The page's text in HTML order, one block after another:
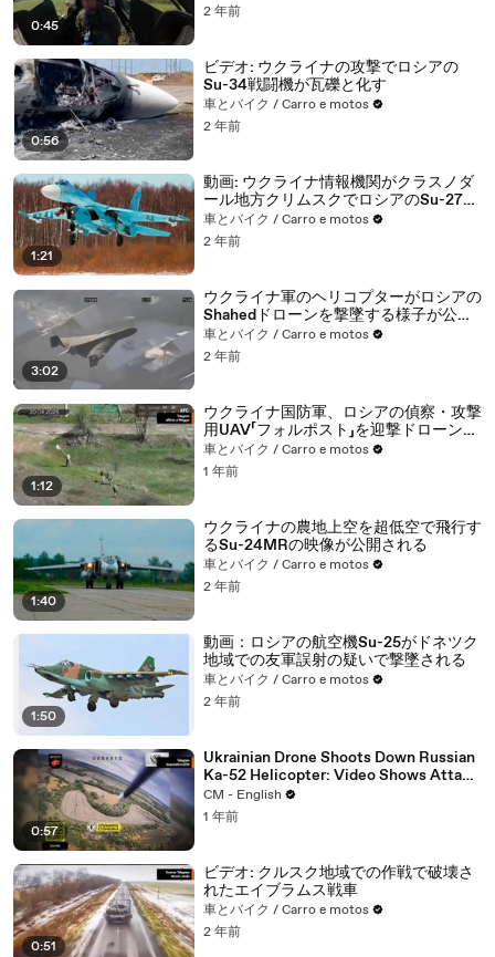
0:45
2 年前
0:56
ビデオ: ウクライナの攻撃でロシアの
Su-34戦闘機が瓦礫と化す
車とバイク / Carro e motos
2 年前
1:21
動画: ウクライナ情報機関がクラスノダ
ール地方クリムスクでロシアのSu-27戦
闘機に放火
車とバイク / Carro e motos
2 年前
3:02
ウクライナ軍のヘリコプターがロシアの
Shahedドローンを撃墜する様子が公開
される
車とバイク / Carro e motos
2 年前
1:12
ウクライナ国防軍、ロシアの偵察・攻撃
用UAV「フォルポスト」を迎撃ドローンで
撃墜
車とバイク / Carro e motos
1 年前
1:40
ウクライナの農地上空を超低空で飛行す
るSu-24MRの映像が公開される
車とバイク / Carro e motos
2 年前
1:50
動画：ロシアの航空機Su-25がドネツク
地域での友軍誤射の疑いで撃墜される
車とバイク / Carro e motos
2 年前
0:57
Ukrainian Drone Shoots Down Russian
Ka-52 Helicopter: Video Shows Attack
in Kursk Region
CM - English
1 年前
0:51
ビデオ: クルスク地域での作戦で破壊さ
れたエイブラムス戦車
車とバイク / Carro e motos
2 年前